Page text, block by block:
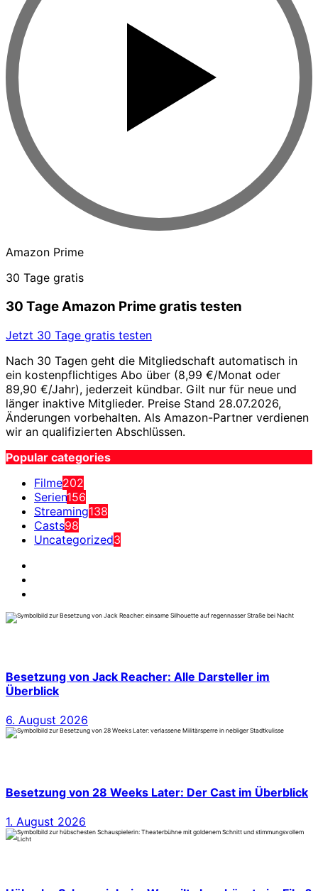
Amazon Prime
30 Tage gratis
30 Tage Amazon Prime gratis testen
Jetzt 30 Tage gratis testen
Nach 30 Tagen geht die Mitgliedschaft automatisch in
ein kostenpflichtiges Abo über (8,99 €/Monat oder
89,90 €/Jahr), jederzeit kündbar. Gilt nur für neue und
länger inaktive Mitglieder. Preise Stand 28.07.2026,
Änderungen vorbehalten. Als Amazon-Partner verdienen
wir an qualifizierten Abschlüssen.
Popular categories
Filme202
Serien156
Streaming138
Casts98
Uncategorized3
Besetzung von Jack Reacher: Alle Darsteller im
Überblick
6. August 2026
Besetzung von 28 Weeks Later: Der Cast im Überblick
1. August 2026